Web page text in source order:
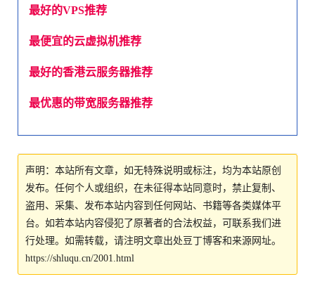
最好的VPS推荐
最便宜的云虚拟机推荐
最好的香港云服务器推荐
最优惠的带宽服务器推荐
声明：本站所有文章，如无特殊说明或标注，均为本站原创
发布。任何个人或组织，在未征得本站同意时，禁止复制、
盗用、采集、发布本站内容到任何网站、书籍等各类媒体平
台。如若本站内容侵犯了原著者的合法权益，可联系我们进
行处理。如需转载，请注明文章出处豆丁博客和来源网址。
https://shluqu.cn/2001.html